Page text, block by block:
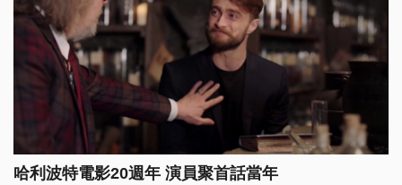
哈利波特電影20週年 演員聚首話當年